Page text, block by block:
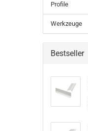
Profile
Werkzeuge
Bestseller